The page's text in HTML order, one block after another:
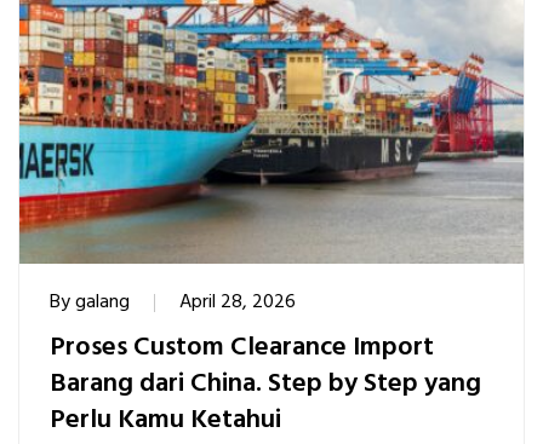
Bygalang April 28, 2026
Proses Custom Clearance Import
Barang dari China. Step by Step yang
Perlu Kamu Ketahui